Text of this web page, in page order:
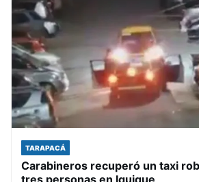
TARAPACÁ
Carabineros recuperó un taxi
tres personas en Iquique